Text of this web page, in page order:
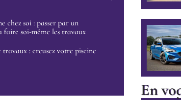
chez soi : passer par un
faire soi-même les travaux
: creusez votre piscine
En